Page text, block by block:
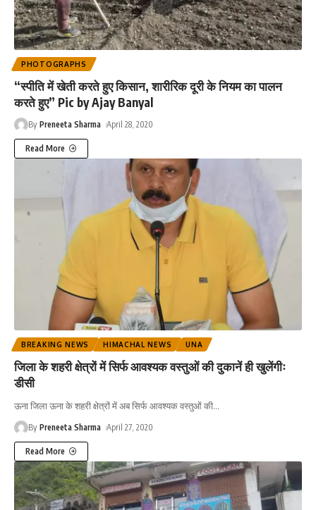
PHOTOGRAPHS
“स्पीति में खेती करते हुए किसान, शारीरिक दूरी के नियम का पालन
करते हुए” Pic by Ajay Banyal
By Preneeta Sharma April 28, 2020
Read More
BREAKING NEWS HIMACHAL NEWS UNA
जिला के शहरी क्षेत्रों में सिर्फ आवश्यक वस्तुओं की दुकानें ही खुलेंगीः
डीसी
ऊना जिला ऊना के शहरी क्षेत्रों में अब सिर्फ आवश्यक वस्तुओं की…
By Preneeta Sharma April 27, 2020
Read More